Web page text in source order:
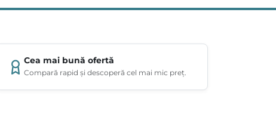
Cea mai bună ofertă
Compară rapid și descoperă cel mai mic preț.